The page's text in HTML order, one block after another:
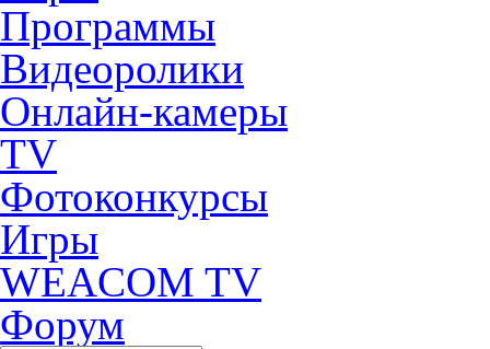
Программы
Видеоролики
Онлайн-камеры
TV
Фотоконкурсы
Игры
WEACOM TV
Форум